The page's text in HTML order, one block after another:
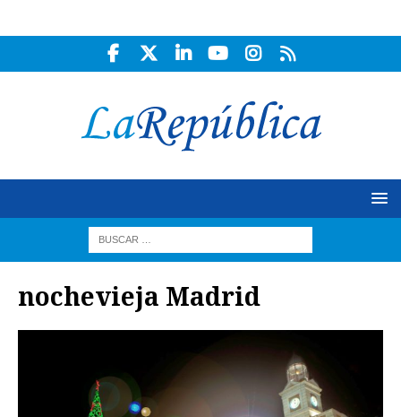
nochevieja Madrid